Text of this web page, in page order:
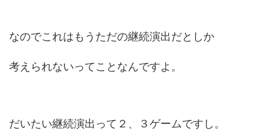
なのでこれはもうただの継続演出だとしか
考えられないってことなんですよ。
だいたい継続演出って２、３ゲームですし。